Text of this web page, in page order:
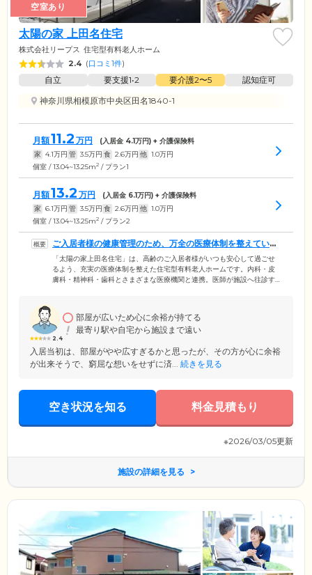
空室あり
太陽の家 上田名住宅
株式会社リープス 住宅型有料老人ホーム
2.4 (口コミ1件)
自立 要支援1•2 要介護2〜5
認知症可
神奈川県相模原市中央区田名1840-1
月額11.2 万円 (入居金 4.1万円) + 介護保険料
家 4.1万円 管 3.5万円 食 2.6万円 他 1.0万円
個室 / 13.04~13.25m2 / プラン1
月額13.2 万円 (入居金 6.1万円) + 介護保険料
家 6.1万円 管 3.5万円 食 2.6万円 他 1.0万円
個室 / 13.04~13.25m2 / プラン2
ご入居者様の健康管理のため、万全の医療体制を整えていま
す
「太陽の家上田名住宅」は、高齢のご入居者様がいつも安心して過ごせ
るよう、充実の医療体制を整えた住宅型有料老人ホームです。内科・皮
膚科・精神科・歯科とさまざまな医療機関と連携。医師が施設へ往診す
飲み忘れや飲み間違いを予防でき安心です。通院が必要な方は、受診予
約の管理・病院への送迎・院内での付き添いにも対応。糖尿病・心不
全・腎臓病など、いろいろな病気を抱えていても、いつも安心して過ご
せるようサポートします。
2.4
部屋が広いため心に余裕が持てる
最寄り駅や自宅から施設まで遠い
入居当初は、部屋がやや広すぎるかと思ったが、その方が心に余裕
が出来そうで、窮屈な想いをせずに済... 続きを見る
空き状況を知る 料金見積もり
※2026/03/05更新
施設の詳細を見る